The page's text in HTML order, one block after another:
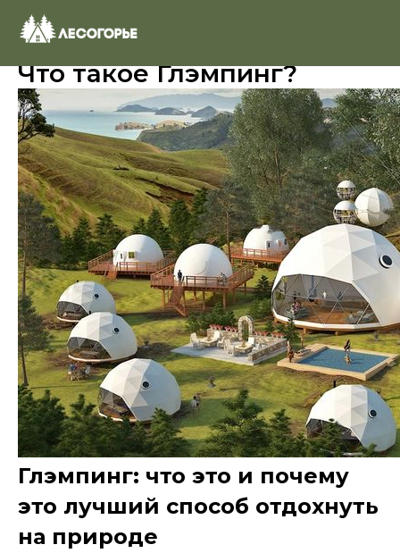
Что такое Глэмпинг?
Глэмпинг: что это и почему
это лучший способ отдохнуть
на природе